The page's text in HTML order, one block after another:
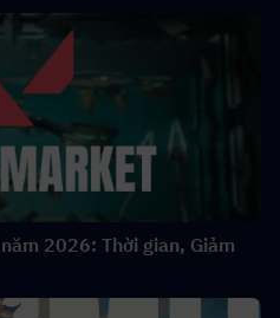
2026: Thời gian, Giảm